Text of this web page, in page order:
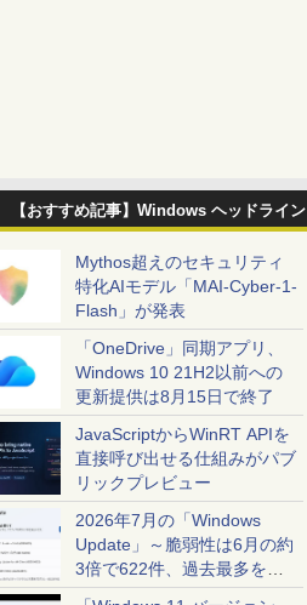
【おすすめ記事】Windows ヘッドライン
Mythos超えのセキュリティ
特化AIモデル「MAI-Cyber-1-
Flash」が発表
「OneDrive」同期アプリ、
Windows 10 21H2以前への
更新提供は8月15日で終了
JavaScriptからWinRT APIを
直接呼び出せる仕組みがパブ
リックプレビュー
2026年7月の「Windows
Update」～脆弱性は6月の約
3倍で622件、過去最多を大
幅に更新